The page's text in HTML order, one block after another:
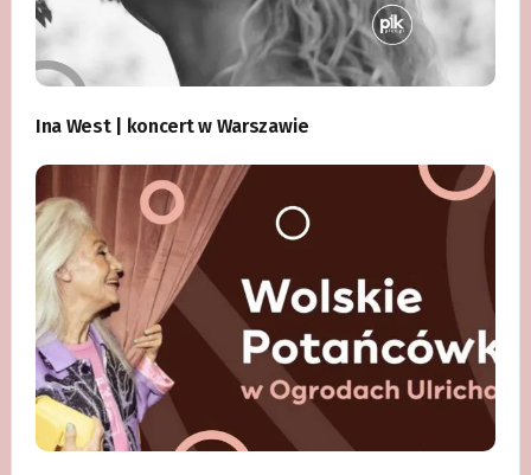
Ina West | koncert w Warszawie